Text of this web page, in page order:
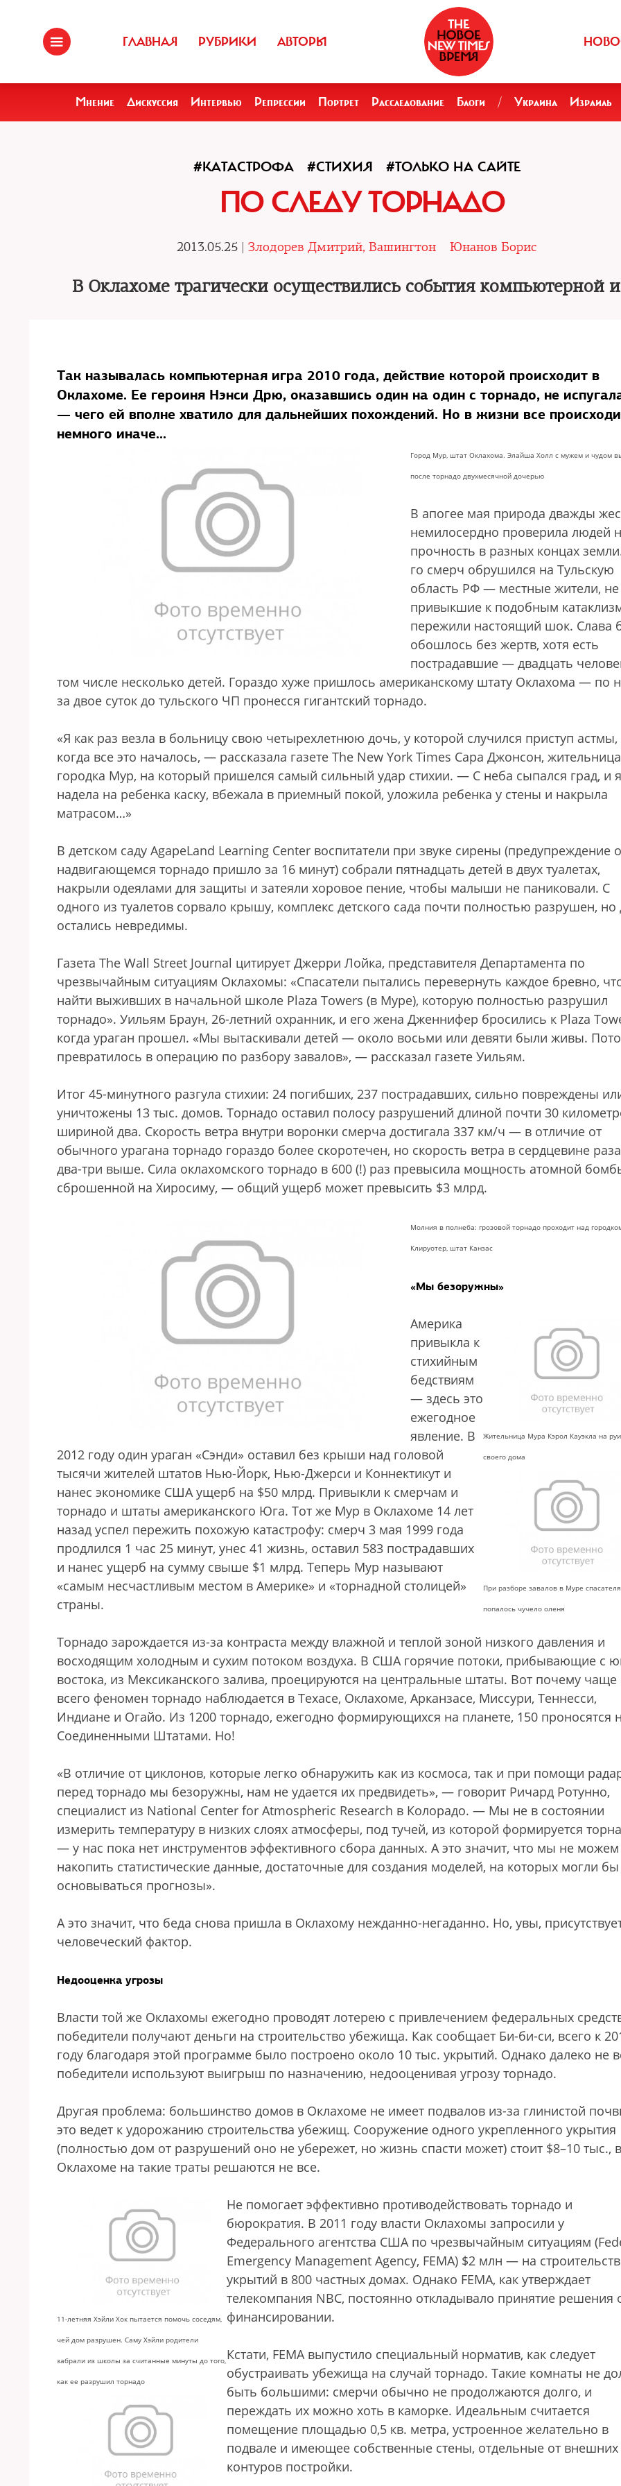
ГЛАВНАЯ РУБРИКИ АВТОРЫ
Мнение Дискуссия Интервью Репрессии Портрет Расследование Блоги / Украина Израиль
#КАТАСТРОФА #СТИХИЯ #ТОЛЬКО НА САЙТЕ
ПО СЛЕДУ ТОРНАДО
2013.05.25 | Злодорев Дмитрий, Вашингтон Юнанов Борис
В Оклахоме трагически осуществились события компьютерной
Так называлась компьютерная игра 2010 года, действие которой происходит в
Оклахоме. Ее героиня Нэнси Дрю, оказавшись один на один с торнадо, не
— чего ей вполне хватило для дальнейших похождений. Но в жизни все
немного иначе...
Город Мур, штат Оклахома. Элайша Холл с мужем и чудом
после торнадо двухмесячной дочерью
В апогее мая природа дважды
немилосердно проверила людей
прочность в разных концах
го смерч обрушился на Тульскую
область РФ — местные жители, не
привыкшие к подобным
пережили настоящий шок. Слава
обошлось без жертв, хотя есть
пострадавшие — двадцать
том числе несколько детей. Гораздо хуже пришлось американскому штату Оклахома — по
за двое суток до тульского ЧП пронесся гигантский торнадо.
«Я как раз везла в больницу свою четырехлетнюю дочь, у которой случился приступ астмы,
когда все это началось, — рассказала газете The New York Times Cара Джонсон, жительница
городка Мур, на который пришелся самый сильный удар стихии. — С неба сыпался град, и я
надела на ребенка каску, вбежала в приемный покой, уложила ребенка у стены и накрыла
матрасом…»
В детском саду AgapeLand Learning Center воспитатели при звуке сирены (предупреждение о
надвигающемся торнадо пришло за 16 минут) собрали пятнадцать детей в двух туалетах,
накрыли одеялами для защиты и затеяли хоровое пение, чтобы малыши не паниковали. С
одного из туалетов сорвало крышу, комплекс детского сада почти полностью разрушен, но
остались невредимы.
Газета The Wall Street Journal цитирует Джерри Лойка, представителя Департамента по
чрезвычайным ситуациям Оклахомы: «Спасатели пытались перевернуть каждое бревно,
найти выживших в начальной школе Plaza Towers (в Муре), которую полностью разрушил
торнадо». Уильям Браун, 26-летний охранник, и его жена Дженнифер бросились к Plaza
когда ураган прошел. «Мы вытаскивали детей — около восьми или девяти были живы.
превратилось в операцию по разбору завалов», — рассказал газете Уильям.
Итог 45-минутного разгула стихии: 24 погибших, 237 пострадавших, сильно повреждены
уничтожены 13 тыс. домов. Торнадо оставил полосу разрушений длиной почти 30
шириной два. Скорость ветра внутри воронки смерча достигала 337 км/ч — в отличие от
обычного урагана торнадо гораздо более скоротечен, но скорость ветра в сердцевине
два-три выше. Сила оклахомского торнадо в 600 (!) раз превысила мощность атомной
сброшенной на Хиросиму, — общий ущерб может превысить $3 млрд.
Молния в полнеба: грозовой торнадо проходит над
Клируотер, штат Канзас
«Мы безоружны»
Жительница Мура Кэрол Кауэкла на
своего дома
При разборе завалов в Муре
попалось чучело оленя
Америка
привыкла к
стихийным
бедствиям
— здесь это
ежегодное
явление. В
2012 году один ураган «Сэнди» оставил без крыши над головой
тысячи жителей штатов Нью-Йорк, Нью-Джерси и Коннектикут и
нанес экономике США ущерб на $50 млрд. Привыкли к смерчам и
торнадо и штаты американского Юга. Тот же Мур в Оклахоме 14 лет
назад успел пережить похожую катастрофу: смерч 3 мая 1999 года
продлился 1 час 25 минут, унес 41 жизнь, оставил 583 пострадавших
и нанес ущерб на сумму свыше $1 млрд. Теперь Мур называют
«самым несчастливым местом в Америке» и «торнадной столицей»
страны.
Торнадо зарождается из-за контраста между влажной и теплой зоной низкого давления и
восходящим холодным и сухим потоком воздуха. В США горячие потоки, прибывающие с
востока, из Мексиканского залива, проецируются на центральные штаты. Вот почему чаще
всего феномен торнадо наблюдается в Техасе, Оклахоме, Арканзасе, Миссури, Теннесси,
Индиане и Огайо. Из 1200 торнадо, ежегодно формирующихся на планете, 150 проносятся
Соединенными Штатами. Но!
«В отличие от циклонов, которые легко обнаружить как из космоса, так и при помощи
перед торнадо мы безоружны, нам не удается их предвидеть», — говорит Ричард Ротунно,
специалист из National Center for Atmospheric Research в Колорадо. — Мы не в состоянии
измерить температуру в низких слоях атмосферы, под тучей, из которой формируется
— у нас пока нет инструментов эффективного сбора данных. А это значит, что мы не можем
накопить статистические данные, достаточные для создания моделей, на которых могли бы
основываться прогнозы».
А это значит, что беда снова пришла в Оклахому нежданно-негаданно. Но, увы,
человеческий фактор.
Недооценка угрозы
Власти той же Оклахомы ежегодно проводят лотерею с привлечением федеральных
победители получают деньги на строительство убежища. Как сообщает Би-би-си, всего к
году благодаря этой программе было построено около 10 тыс. укрытий. Однако далеко не
победители используют выигрыш по назначению, недооценивая угрозу торнадо.
Другая проблема: большинство домов в Оклахоме не имеет подвалов из-за глинистой
это ведет к удорожанию строительства убежищ. Сооружение одного укрепленного укрытия
(полностью дом от разрушений оно не убережет, но жизнь спасти может) стоит $8–10 тыс., в
Оклахоме на такие траты решаются не все.
11-летняя Хэйли Хок пытается помочь соседям,
чей дом разрушен. Саму Хэйли родители
забрали из школы за считанные минуты до того,
как ее разрушил торнадо
Не помогает эффективно противодействовать торнадо и
бюрократия. В 2011 году власти Оклахомы запросили у
Федерального агентства США по чрезвычайным ситуациям
Emergency Management Agency, FEMA) $2 млн — на
укрытий в 800 частных домах. Однако FEMA, как утверждает
телекомпания NBC, постоянно откладывало принятие решения
финансировании.
Кстати, FEMA выпустило специальный норматив, как следует
обустраивать убежища на случай торнадо. Такие комнаты не
быть большими: смерчи обычно не продолжаются долго, и
переждать их можно хоть в каморке. Идеальным считается
помещение площадью 0,5 кв. метра, устроенное желательно в
подвале и имеющее собственные стены, отдельные от внешних
контуров постройки.